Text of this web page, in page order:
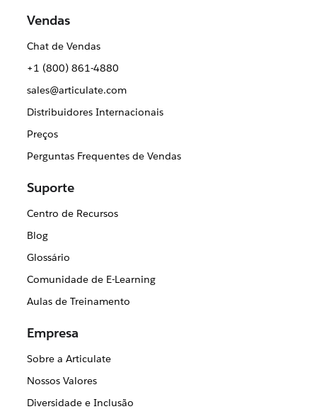
Vendas
Chat de Vendas
+1 (800) 861-4880
sales@articulate.com
Distribuidores Internacionais
Preços
Perguntas Frequentes de Vendas
Suporte
Centro de Recursos
Blog
Glossário
Comunidade de E-Learning
Aulas de Treinamento
Empresa
Sobre a Articulate
Nossos Valores
Diversidade e Inclusão